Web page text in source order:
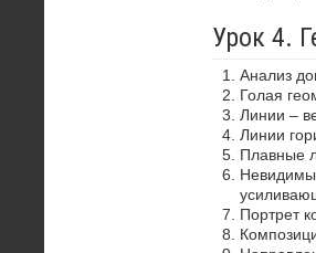
Урок 4.
Анализ
Голая
Линии –
Линии
Плавные
Портрет